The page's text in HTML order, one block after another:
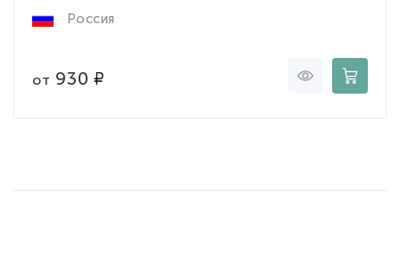
Россия
от 930